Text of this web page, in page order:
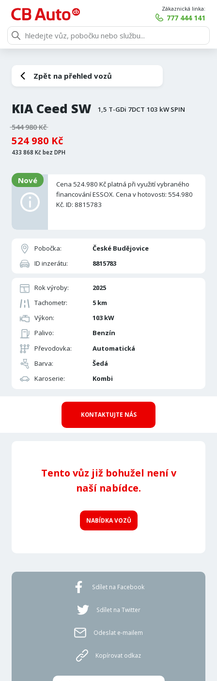
Zákaznická linka:
777 444 141
Zpět na přehled vozů
KIA Ceed SW 1,5 T-GDi 7DCT 103 kW SPIN
544 980 Kč
524 980 Kč
433 868 Kč bez DPH
Pobočka:
České Budějovice
ID inzerátu:
8815783
Rok výroby:
2025
Tachometr:
5 km
Výkon:
103 kW
Palivo:
Benzín
Převodovka:
Automatická
Barva:
Šedá
Karoserie:
Kombi
Nové
Cena 524.980 Kč platná při využití vybraného
financování ESSOX. Cena v hotovosti: 554.980
Kč. ID: 8815783
KONTAKTUJTE NÁS
Tento vůz již bohužel není v
naší nabídce.
NABÍDKA VOZŮ
Sdílet na Facebook
Sdílet na Twitter
Odeslat e-mailem
Kopírovat odkaz